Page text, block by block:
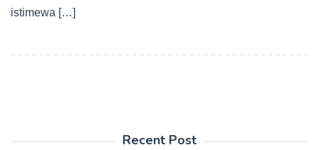
istimewa […]
Recent Post